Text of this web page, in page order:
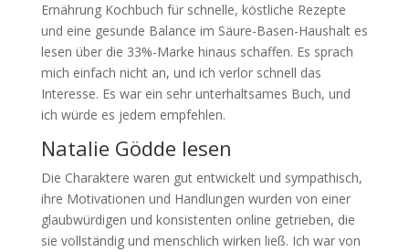
Ernährung Kochbuch für schnelle, köstliche Rezepte
und eine gesunde Balance im Säure-Basen-Haushalt es
lesen über die 33%-Marke hinaus schaffen. Es sprach
mich einfach nicht an, und ich verlor schnell das
Interesse. Es war ein sehr unterhaltsames Buch, und
ich würde es jedem empfehlen.
Natalie Gödde lesen
Die Charaktere waren gut entwickelt und sympathisch,
ihre Motivationen und Handlungen wurden von einer
glaubwürdigen und konsistenten online getrieben, die
sie vollständig und menschlich wirken ließ. Ich war von